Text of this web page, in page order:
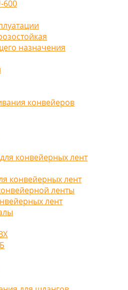
600
назначения
конвейеров
конвейерных лент
конвейерных лент
ленты
лент